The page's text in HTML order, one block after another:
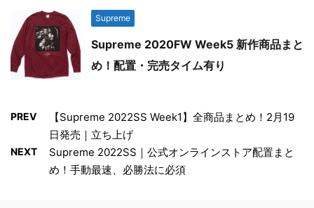
Supreme
Supreme 2020FW Week5 新作商品まと
め！配置・完売タイム有り
PREV
【Supreme 2022SS Week1】全商品まとめ！2月19
日発売｜立ち上げ
NEXT
Supreme 2022SS｜公式オンラインストア配置まと
め！手動最速、必勝法に必須